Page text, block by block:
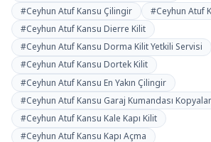
#Ceyhun Atuf Kansu Çilingir
#Ceyhun Atuf
#Ceyhun Atuf Kansu Dierre Kilit
#Ceyhun Atuf Kansu Dorma Kilit Yetkili Servisi
#Ceyhun Atuf Kansu Dortek Kilit
#Ceyhun Atuf Kansu En Yakın Çilingir
#Ceyhun Atuf Kansu Garaj Kumandası
#Ceyhun Atuf Kansu Kale Kapı Kilit
#Ceyhun Atuf Kansu Kapı Açma